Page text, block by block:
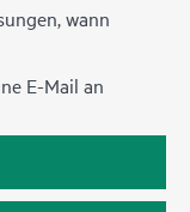
wann
E-Mail an